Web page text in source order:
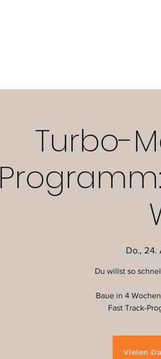
Turbo-
Do., 24.
Du willst so
Baue in 4
Fast Track-
Vielen